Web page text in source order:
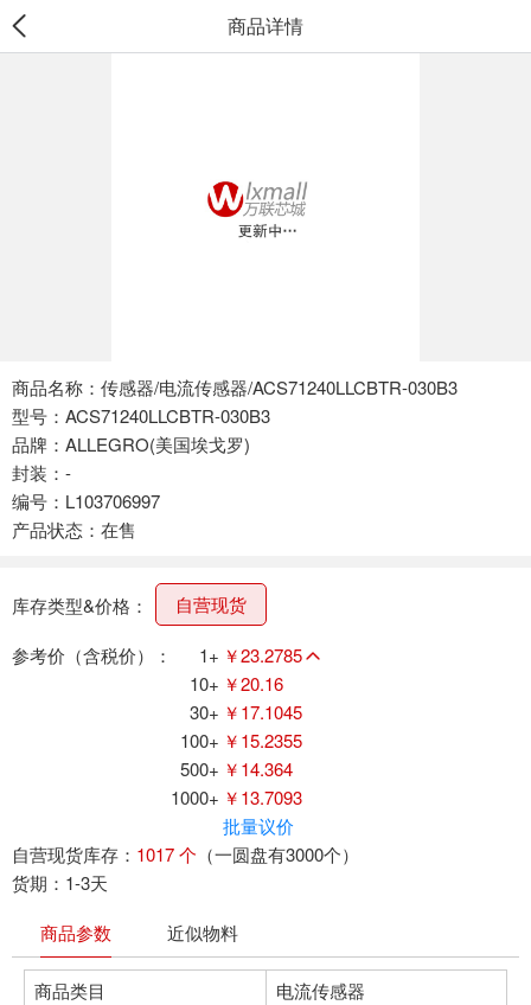
商品详情
商品名称：传感器/电流传感器/ACS71240LLCBTR-030B3
型号：ACS71240LLCBTR-030B3
品牌：ALLEGRO(美国埃戈罗)
封装：-
编号：L103706997
产品状态：在售
库存类型&价格： 自营现货
参考价（含税价）： 1+ ￥23.2785
10+ ￥20.16
30+ ￥17.1045
100+ ￥15.2355
500+ ￥14.364
1000+ ￥13.7093
批量议价
自营现货库存： 1017 个 （一圆盘有3000个）
货期：1-3天
商品参数
近似物料
商品类目
电流传感器